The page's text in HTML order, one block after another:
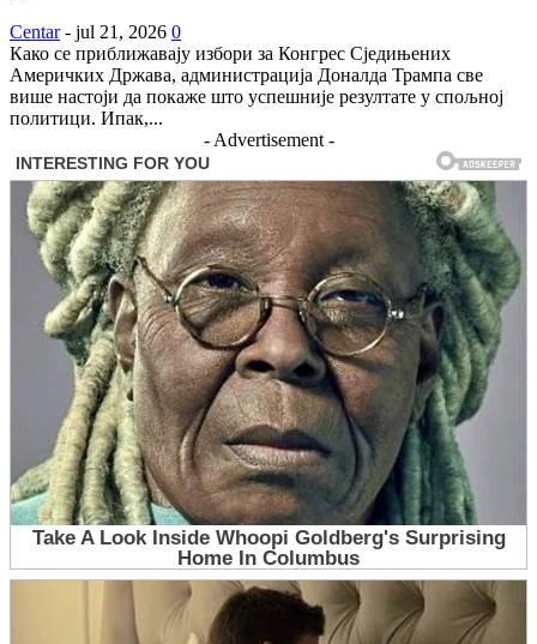
Centar - jul 21, 2026 0
Како се приближавају избори за Конгрес Сједињених
Америчких Држава, администрација Доналда Трампа све
више настоји да покаже што успешније резултате у спољној
политици. Ипак,...
- Advertisement -